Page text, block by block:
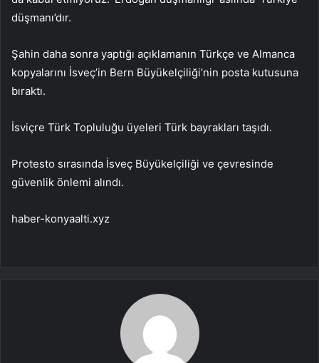
düşmanı’dır.
Şahin daha sonra yaptığı açıklamanın Türkçe ve Almanca
kopyalarını İsveç’in Bern Büyükelçiliği’nin posta kutusuna
bıraktı.
İsviçre Türk Topluluğu üyeleri Türk bayrakları taşıdı.
Protesto sırasında İsveç Büyükelçiliği ve çevresinde
güvenlik önlemi alındı.
haber-konyaalti.xyz